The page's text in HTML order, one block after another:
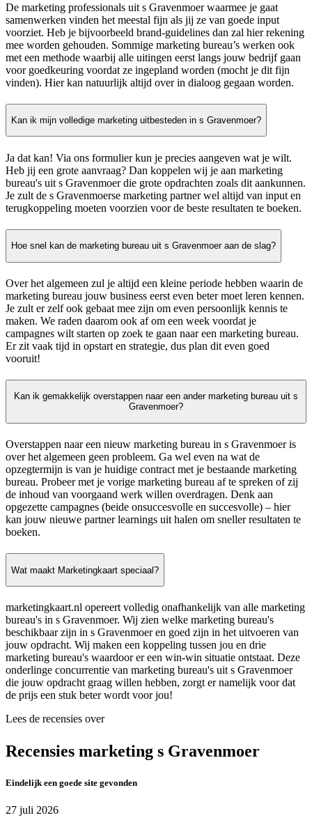
De marketing professionals uit s Gravenmoer waarmee je gaat
samenwerken vinden het meestal fijn als jij ze van goede input
voorziet. Heb je bijvoorbeeld brand-guidelines dan zal hier rekening
mee worden gehouden. Sommige marketing bureau’s werken ook
met een methode waarbij alle uitingen eerst langs jouw bedrijf gaan
voor goedkeuring voordat ze ingepland worden (mocht je dit fijn
vinden). Hier kan natuurlijk altijd over in dialoog gegaan worden.
Kan ik mijn volledige marketing uitbesteden in s Gravenmoer?
Ja dat kan! Via ons formulier kun je precies aangeven wat je wilt.
Heb jij een grote aanvraag? Dan koppelen wij je aan marketing
bureau's uit s Gravenmoer die grote opdrachten zoals dit aankunnen.
Je zult de s Gravenmoerse marketing partner wel altijd van input en
terugkoppeling moeten voorzien voor de beste resultaten te boeken.
Hoe snel kan de marketing bureau uit s Gravenmoer aan de slag?
Over het algemeen zul je altijd een kleine periode hebben waarin de
marketing bureau jouw business eerst even beter moet leren kennen.
Je zult er zelf ook gebaat mee zijn om even persoonlijk kennis te
maken. We raden daarom ook af om een week voordat je
campagnes wilt starten op zoek te gaan naar een marketing bureau.
Er zit vaak tijd in opstart en strategie, dus plan dit even goed
vooruit!
Kan ik gemakkelijk overstappen naar een ander marketing bureau uit s
Gravenmoer?
Overstappen naar een nieuw marketing bureau in s Gravenmoer is
over het algemeen geen probleem. Ga wel even na wat de
opzegtermijn is van je huidige contract met je bestaande marketing
bureau. Probeer met je vorige marketing bureau af te spreken of zij
de inhoud van voorgaand werk willen overdragen. Denk aan
opgezette campagnes (beide onsuccesvolle en succesvolle) – hier
kan jouw nieuwe partner learnings uit halen om sneller resultaten te
boeken.
Wat maakt Marketingkaart speciaal?
marketingkaart.nl opereert volledig onafhankelijk van alle marketing
bureau's in s Gravenmoer. Wij zien welke marketing bureau's
beschikbaar zijn in s Gravenmoer en goed zijn in het uitvoeren van
jouw opdracht. Wij maken een koppeling tussen jou en drie
marketing bureau's waardoor er een win-win situatie ontstaat. Deze
onderlinge concurrentie van marketing bureau's uit s Gravenmoer
die jouw opdracht graag willen hebben, zorgt er namelijk voor dat
de prijs een stuk beter wordt voor jou!
Lees de recensies over
Recensies marketing s Gravenmoer
Eindelijk een goede site gevonden
27 juli 2026